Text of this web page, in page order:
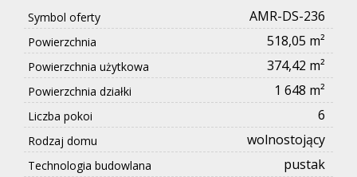
Symbol oferty AMR-DS-236
Powierzchnia 518,05 m²
Powierzchnia użytkowa 374,42 m²
Powierzchnia działki 1 648 m²
Liczba pokoi 6
Rodzaj domu wolnostojący
Technologia budowlana pustak